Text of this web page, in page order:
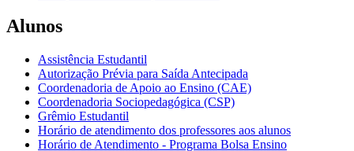
Alunos
Assistência Estudantil
Autorização Prévia para Saída Antecipada
Coordenadoria de Apoio ao Ensino (CAE)
Coordenadoria Sociopedagógica (CSP)
Grêmio Estudantil
Horário de atendimento dos professores aos alunos
Horário de Atendimento - Programa Bolsa Ensino